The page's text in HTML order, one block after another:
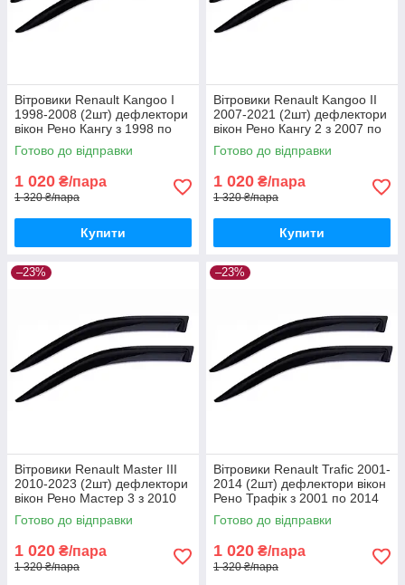
Вітровики Renault Kangoo I
1998-2008 (2шт) дефлектори
вікон Рено Кангу з 1998 по
2008 (передні 2шт)
Готово до відправки
1 020 ₴/пара
1 320 ₴/пара
Купити
Вітровики Renault Kangoo II
2007-2021 (2шт) дефлектори
вікон Рено Кангу 2 з 2007 по
2021 (передні 2шт)
Готово до відправки
1 020 ₴/пара
1 320 ₴/пара
Купити
–23%
Вітровики Renault Master III
2010-2023 (2шт) дефлектори
вікон Рено Мастер 3 з 2010
по 2023 (передні 2шт)
Готово до відправки
1 020 ₴/пара
1 320 ₴/пара
–23%
Вітровики Renault Trafic 2001-
2014 (2шт) дефлектори вікон
Рено Трафік з 2001 по 2014
(передні 2шт)
Готово до відправки
1 020 ₴/пара
1 320 ₴/пара